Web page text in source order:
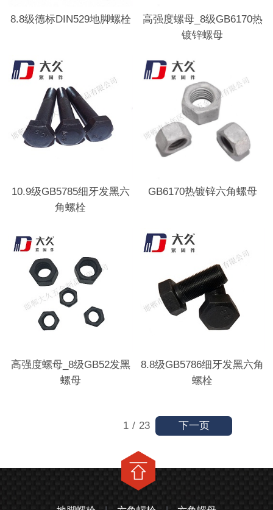
8.8级德标DIN529地脚螺栓
高强度螺母_8级GB6170热
镀锌螺母
10.9级GB5785细牙发黑六
角螺栓
GB6170热镀锌六角螺母
高强度螺母_8级GB52发黑
螺母
8.8级GB5786细牙发黑六角
螺栓
1 / 23 下一页